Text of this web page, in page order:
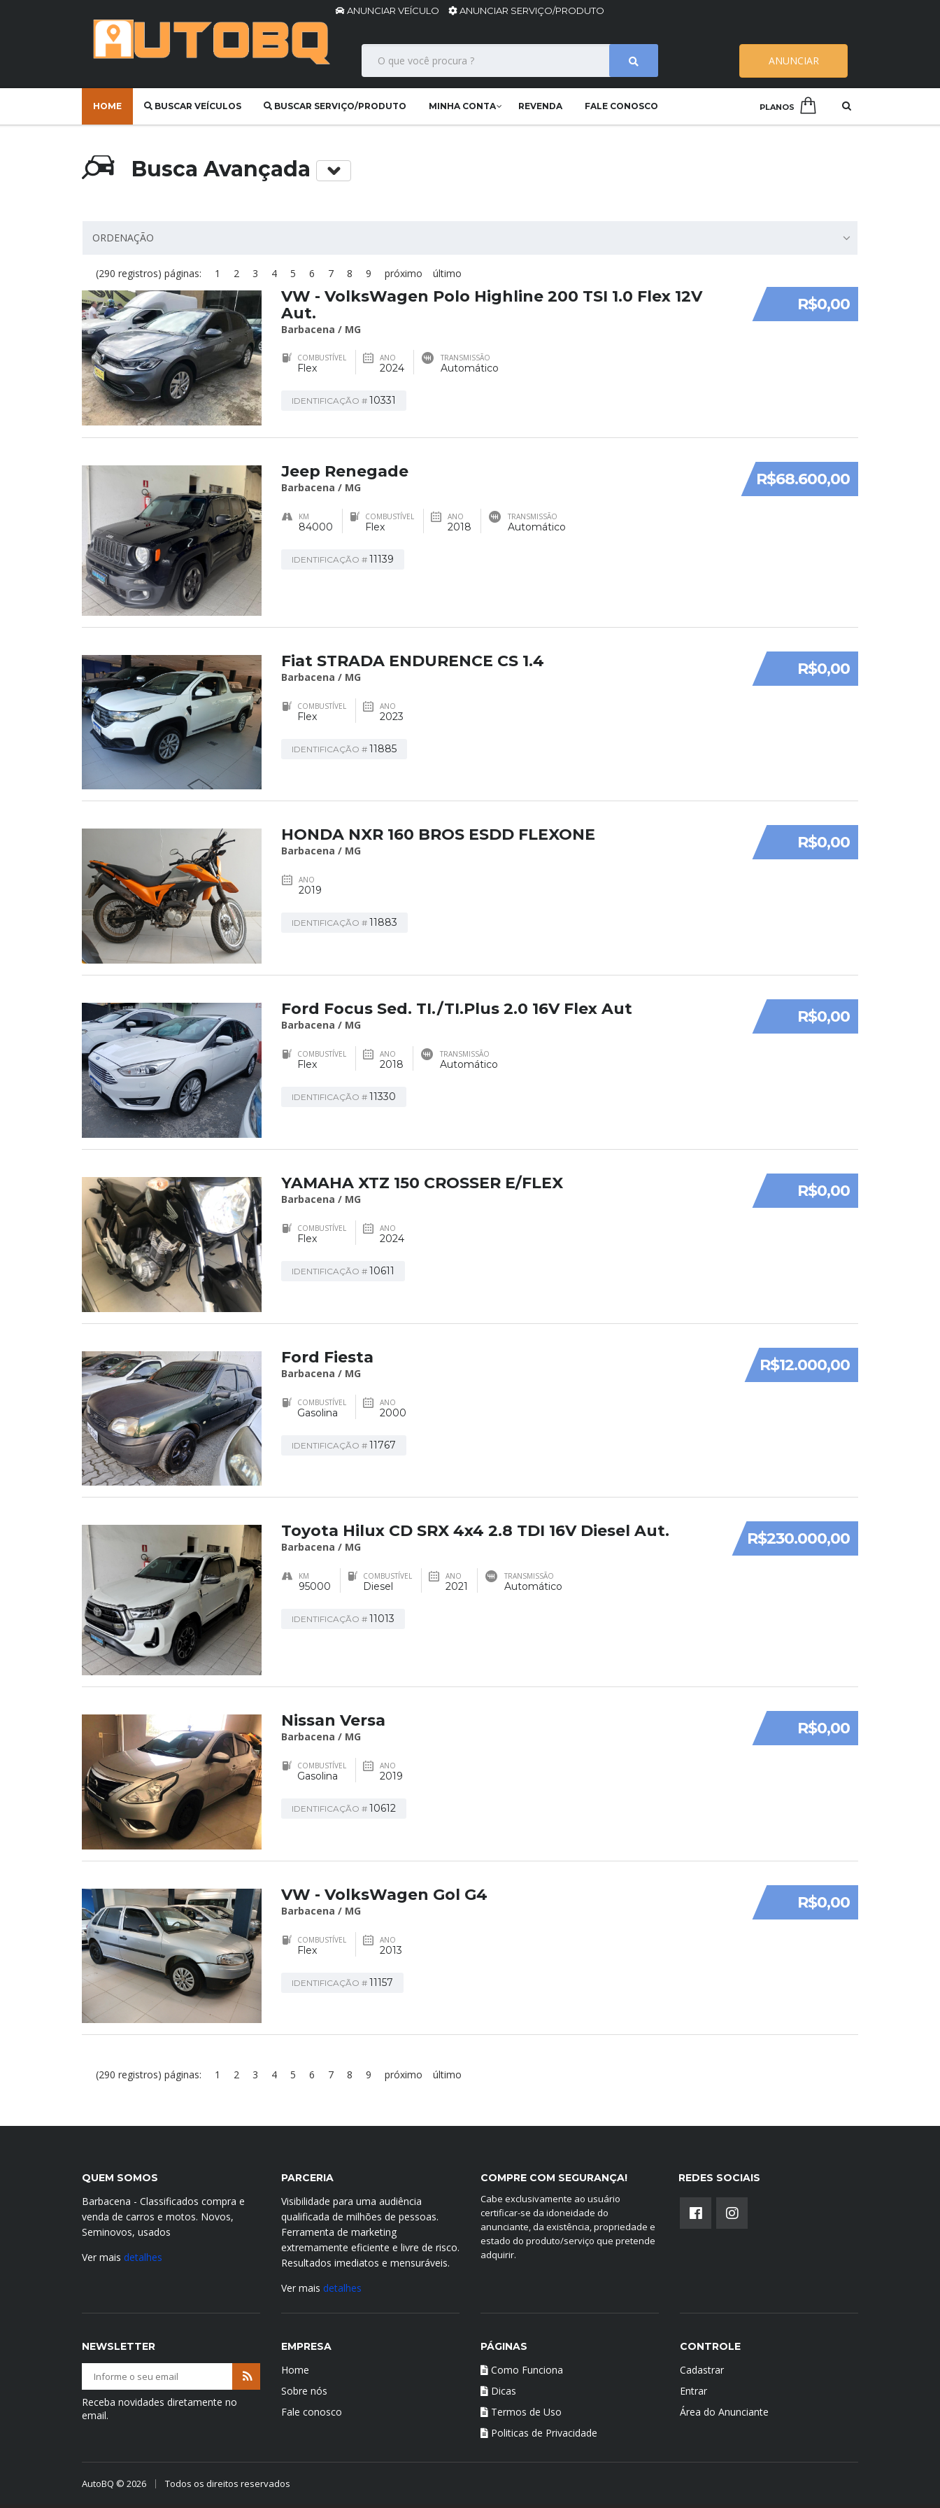
ANUNCIAR VEÍCULO ANUNCIAR SERVIÇO/PRODUTO
ANUNCIAR
PLANOS
HOME BUSCAR VEÍCULOS BUSCAR SERVIÇO/PRODUTO MINHA CONTA REVENDA FALE CONOSCO
Busca Avançada
ORDENAÇÃO
(290 registros) páginas: 1 2 3 4 5 6 7 8 9 próximo último
R$0,00
VW - VolksWagen Polo Highline 200 TSI 1.0 Flex 12V
Aut.
Barbacena / MG
COMBUSTÍVEL
Flex
ANO
2024
TRANSMISSÃO
Automático
IDENTIFICAÇÃO # 10331
R$68.600,00
Jeep Renegade
Barbacena / MG
KM
84000
COMBUSTÍVEL
Flex
ANO
2018
TRANSMISSÃO
Automático
IDENTIFICAÇÃO # 11139
R$0,00
Fiat STRADA ENDURENCE CS 1.4
Barbacena / MG
COMBUSTÍVEL
Flex
ANO
2023
IDENTIFICAÇÃO # 11885
R$0,00
HONDA NXR 160 BROS ESDD FLEXONE
Barbacena / MG
ANO
2019
IDENTIFICAÇÃO # 11883
R$0,00
Ford Focus Sed. TI./TI.Plus 2.0 16V Flex Aut
Barbacena / MG
COMBUSTÍVEL
Flex
ANO
2018
TRANSMISSÃO
Automático
IDENTIFICAÇÃO # 11330
R$0,00
YAMAHA XTZ 150 CROSSER E/FLEX
Barbacena / MG
COMBUSTÍVEL
Flex
ANO
2024
IDENTIFICAÇÃO # 10611
R$12.000,00
Ford Fiesta
Barbacena / MG
COMBUSTÍVEL
Gasolina
ANO
2000
IDENTIFICAÇÃO # 11767
R$230.000,00
Toyota Hilux CD SRX 4x4 2.8 TDI 16V Diesel Aut.
Barbacena / MG
KM
95000
COMBUSTÍVEL
Diesel
ANO
2021
TRANSMISSÃO
Automático
IDENTIFICAÇÃO # 11013
R$0,00
Nissan Versa
Barbacena / MG
COMBUSTÍVEL
Gasolina
ANO
2019
IDENTIFICAÇÃO # 10612
R$0,00
VW - VolksWagen Gol G4
Barbacena / MG
COMBUSTÍVEL
Flex
ANO
2013
IDENTIFICAÇÃO # 11157
(290 registros) páginas: 1 2 3 4 5 6 7 8 9 próximo último
QUEM SOMOS
Barbacena - Classificados compra e
venda de carros e motos. Novos,
Seminovos, usados
Ver mais detalhes
PARCERIA
Visibilidade para uma audiência
qualificada de milhões de pessoas.
Ferramenta de marketing
extremamente eficiente e livre de risco.
Resultados imediatos e mensuráveis.
Ver mais detalhes
COMPRE COM SEGURANÇA!
Cabe exclusivamente ao usuário
certificar-se da idoneidade do
anunciante, da existência, propriedade e
estado do produto/serviço que pretende
adquirir.
REDES SOCIAIS
NEWSLETTER
Receba novidades diretamente no
email.
EMPRESA
Home
Sobre nós
Fale conosco
PÁGINAS
Como Funciona
Dicas
Termos de Uso
Politicas de Privacidade
CONTROLE
Cadastrar
Entrar
Área do Anunciante
AutoBQ © 2026 Todos os direitos reservados